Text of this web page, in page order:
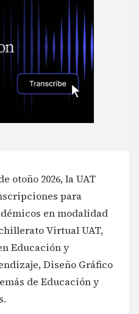
otoño 2026, la UAT
para
en modalidad
Virtual UAT,
Educación y
Diseño Gráfico
de Educación y